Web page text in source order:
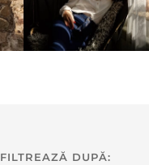
FILTREAZĂ DUPĂ: